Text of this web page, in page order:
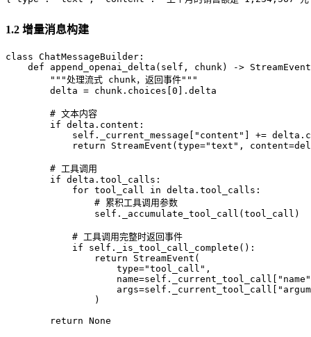
1.2 增量消息构建
class ChatMessageBuilder:
def append_openai_delta(self, chunk) ->
        """处理流式 chunk，返回事件"""
        delta = chunk.choices[0].delta
        # 文本内容
        if delta.content:
self._current_message["content"] +=
return StreamEvent(type="text",
        # 工具调用
        if delta.tool_calls:
            for tool_call in delta.tool_calls:
                # 累积工具调用参数
                self._accumulate_tool_call(tool_call)
            # 工具调用完整时返回事件
            if self._is_tool_call_complete():
                return StreamEvent(
                    type="tool_call",
                )